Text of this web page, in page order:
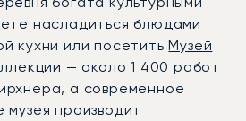
насладиться блюдами
кухни или посетитьМузей
— около 1 400 работ
а современное
музея производит